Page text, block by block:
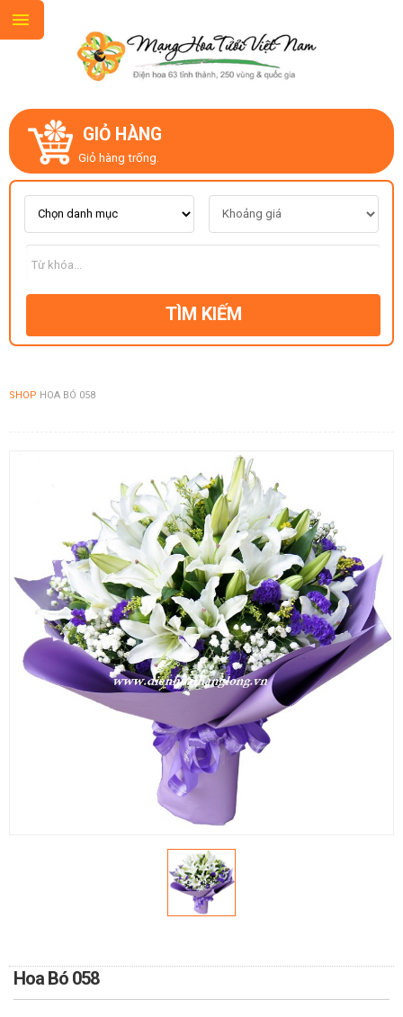
GIỎ HÀNG
Giỏ hàng trống.
TÌM KIẾM
SHOP HOA BÓ 058
Hoa Bó 058
GIỚI THIỆU
LIÊN HỆ
MẪU HOA MỚI
CHỦ ĐỀ
QUÀ TẶNG
QUÀ TẾT 2026
HƯỚNG DẪN MUA HÀNG
DỊCH VỤ GỬI ĐIỆN HOA VỀ
PHƯƠNG THỨC THANH
DỊCH VỤ ĐIỆN HOA TRỰC